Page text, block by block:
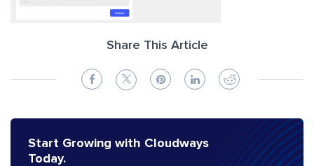
Share This Article
Start Growing with Cloudways
Today.